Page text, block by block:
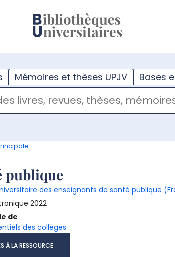
Mémoires et thèses UPJV Bases
publique
des enseignants de santé publique
2022
de
des collèges
À LA RESSOURCE